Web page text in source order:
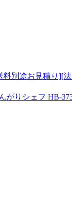
料別途お見積り][
がりシェフ HB-